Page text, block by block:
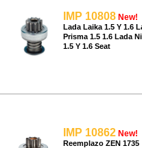
IMP 10808 New!
Lada Laika 1.5 Y 1.6
Prisma 1.5 1.6 Lada
1.5 Y 1.6 Seat
IMP 10862 New!
Reemplazo ZEN 1735